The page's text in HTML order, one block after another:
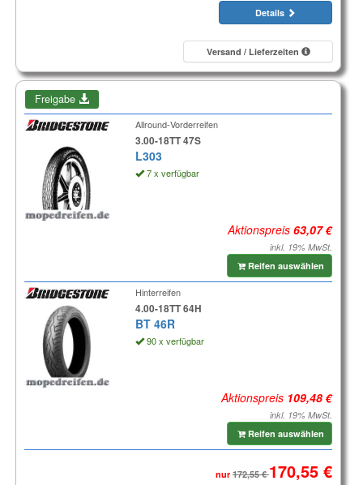
Details
Versand / Lieferzeiten
Freigabe
Allround-Vorderreifen
3.00-18TT 47S
L303
7 x verfügbar
Aktionspreis
inkl. 19% MwSt.
Reifen auswählen
Hinterreifen
4.00-18TT 64H
BT 46R
90 x verfügbar
Aktionspreis
inkl. 19% MwSt.
Reifen auswählen
nur